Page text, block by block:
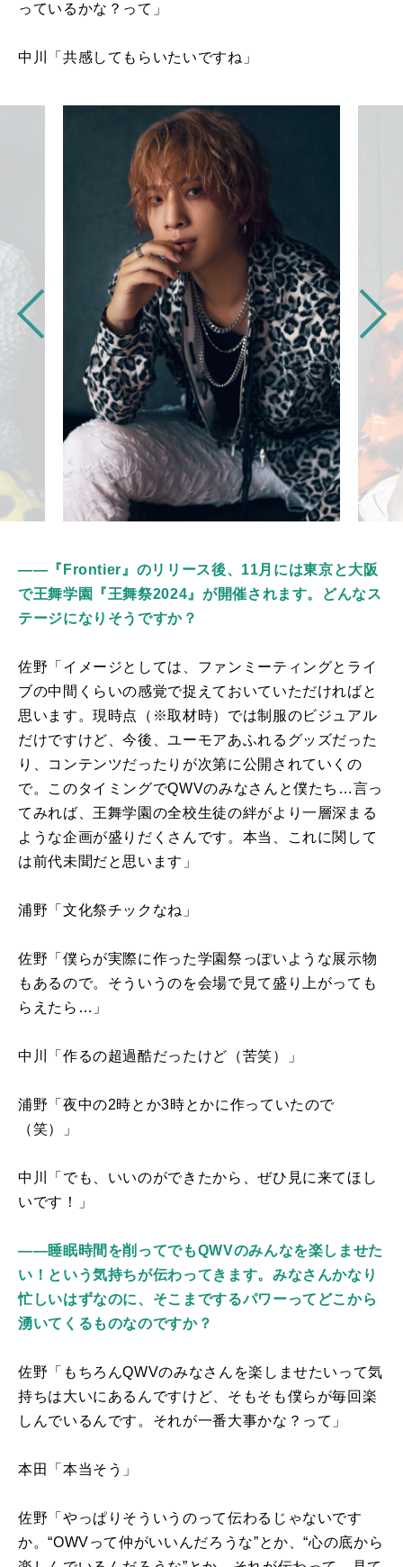
っているかな？って」
中川「共感してもらいたいですね」
――『Frontier』のリリース後、11月には東京と大阪
で王舞学園『王舞祭2024』が開催されます。どんなス
テージになりそうですか？
佐野「イメージとしては、ファンミーティングとライ
ブの中間くらいの感覚で捉えておいていただければと
思います。現時点（※取材時）では制服のビジュアル
だけですけど、今後、ユーモアあふれるグッズだった
り、コンテンツだったりが次第に公開されていくの
で。このタイミングでQWVのみなさんと僕たち…言っ
てみれば、王舞学園の全校生徒の絆がより一層深まる
ような企画が盛りだくさんです。本当、これに関して
は前代未聞だと思います」
浦野「文化祭チックなね」
佐野「僕らが実際に作った学園祭っぽいような展示物
もあるので。そういうのを会場で見て盛り上がっても
らえたら…」
中川「作るの超過酷だったけど（苦笑）」
浦野「夜中の2時とか3時とかに作っていたので
（笑）」
中川「でも、いいのができたから、ぜひ見に来てほし
いです！」
――睡眠時間を削ってでもQWVのみんなを楽しませた
い！という気持ちが伝わってきます。みなさんかなり
忙しいはずなのに、そこまでするパワーってどこから
湧いてくるものなのですか？
佐野「もちろんQWVのみなさんを楽しませたいって気
持ちは大いにあるんですけど、そもそも僕らが毎回楽
しんでいるんです。それが一番大事かな？って」
本田「本当そう」
佐野「やっぱりそういうのって伝わるじゃないです
か。“OWVって仲がいいんだろうな”とか、“心の底から